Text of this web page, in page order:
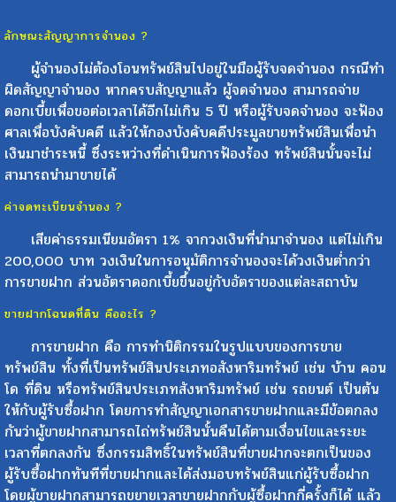
ลักษณะสัญญาการจำนอง ?
ผู้จำนองไม่ต้องโอนทรัพย์สินไปอยู่ในมือผู้รับจดจำนอง กรณีทำ
ผิดสัญญาจำนอง หากครบสัญญาแล้ว ผู้จดจำนอง สามารถจ่าย
ดอกเบี้ยเพื่อขอต่อเวลาได้อีกไม่เกิน 5 ปี หรือผู้รับจดจำนอง จะฟ้อง
ศาลเพื่อบังคับคดี แล้วให้กองบังคับคดีประมูลขายทรัพย์สินเพื่อนำ
เงินมาชำระหนี้ ซึ่งระหว่างที่ดำเนินการฟ้องร้อง ทรัพย์สินนั้นจะไม่
สามารถนำมาขายได้
ค่าจดทะเบียนจำนอง ?
เสียค่าธรรมเนียมอัตรา 1% จากวงเงินที่นำมาจำนอง แต่ไม่เกิน
200,000 บาท วงเงินในการอนุมัติการจำนองจะได้วงเงินต่ำกว่า
การขายฝาก ส่วนอัตราดอกเบี้ยขึ้นอยู่กับอัตราของแต่ละสถาบัน
ขายฝากโฉนดที่ดิน คืออะไร ?
การขายฝาก คือ การทำนิติกรรมในรูปแบบของการขาย
ทรัพย์สิน ทั้งที่เป็นทรัพย์สินประเภทอสังหาริมทรัพย์ เช่น บ้าน คอน
โด ที่ดิน หรือทรัพย์สินประเภทสังหาริมทรัพย์ เช่น รถยนต์ เป็นต้น
ให้กับผู้รับซื้อฝาก โดยการทำสัญญาเอกสารขายฝากและมีข้อตกลง
กันว่าผู้ขายฝากสามารถไถ่ทรัพย์สินนั้นคืนได้ตามเงื่อนไขและระยะ
เวลาที่ตกลงกัน ซึ่งกรรมสิทธิ์ในทรัพย์สินที่ขายฝากจะตกเป็นของ
ผู้รับซื้อฝากทันทีที่ขายฝากและได้ส่งมอบทรัพย์สินแก่ผู้รับซื้อฝาก
โดยผู้ขายฝากสามารถขยายเวลาขายฝากกับผู้ซื้อฝากกี่ครั้งก็ได้ แล้ว